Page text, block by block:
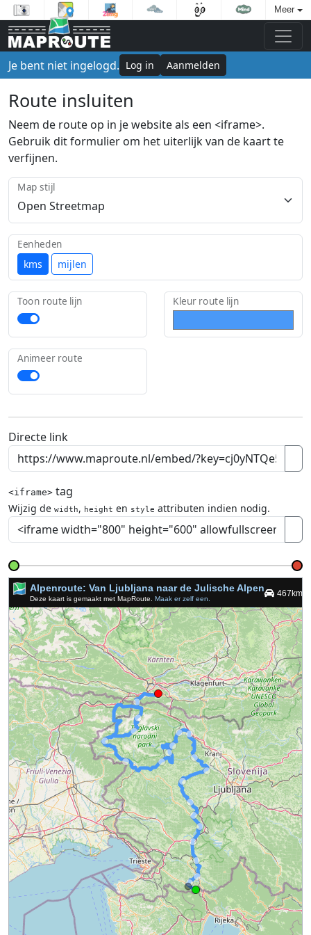
Meer
Je bent niet ingelogd. Log in Aanmelden
Route insluiten
Neem de route op in je website als een <iframe>.
Gebruik dit formulier om het uiterlijk van de kaart te
verfijnen.
Map stijl
kms mijlen
Eenheden
Toon route lijn Kleur route lijn
Animeer route
Directe link
<iframe> tag
Wijzig de width, height en style attributen indien nodig.